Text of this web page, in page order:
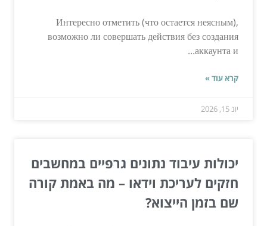
Интересно отметить (что остается неясным),
возможно ли совершать действия без создания
аккаунта и...
קרא עוד »
יונ 15, 2026
יכולות עיבוד נתונים גרפיים במחשבים
חזקים לעריכת וידאו – מה באמת קורה
שם בזמן הייצוא?